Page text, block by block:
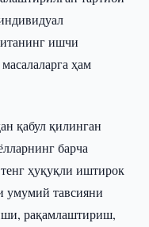
ишчи
ҳам
қабул қилинган
барча
ҳуқуқли иштирок
умумий тавсияни
рақамлаштириш,